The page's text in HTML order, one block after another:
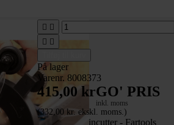
 
 
På lager
Varenr. 8008373
415,00 krGO' PRIS
inkl. moms
(332,00 kr. ekskl. moms.)
Klinger til twincutter - Fartools